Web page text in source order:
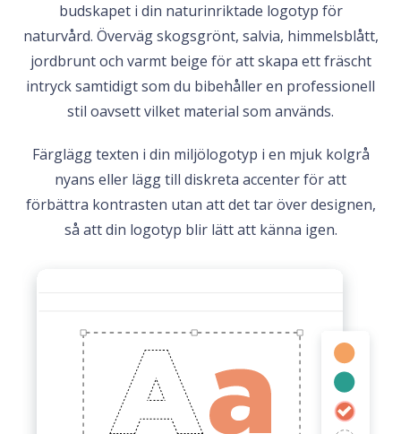
budskapet i din naturinriktade logotyp för
naturvård. Överväg skogsgrönt, salvia, himmelsblått,
jordbrunt och varmt beige för att skapa ett fräscht
intryck samtidigt som du bibehåller en professionell
stil oavsett vilket material som används.
Färglägg texten i din miljölogotyp i en mjuk kolgrå
nyans eller lägg till diskreta accenter för att
förbättra kontrasten utan att det tar över designen,
så att din logotyp blir lätt att känna igen.